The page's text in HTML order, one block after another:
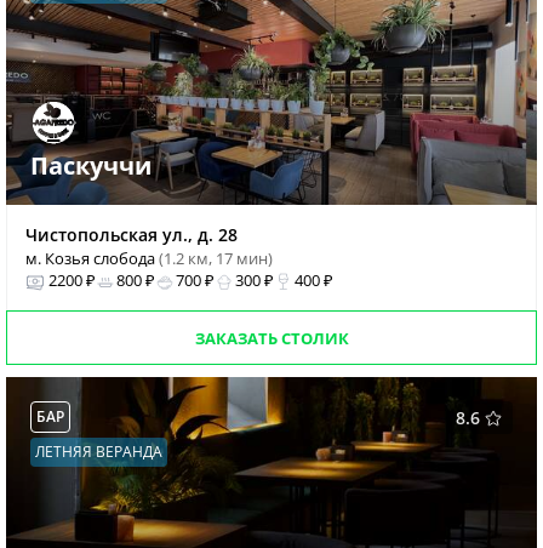
Паскуччи
Чистопольская ул., д. 28
м. Козья слобода(1.2 км, 17 мин)
2200 ₽
800 ₽ 700 ₽ 300 ₽ 400 ₽
ЗАКАЗАТЬ СТОЛИК
8.6
БАР
ЛЕТНЯЯ ВЕРАНДА